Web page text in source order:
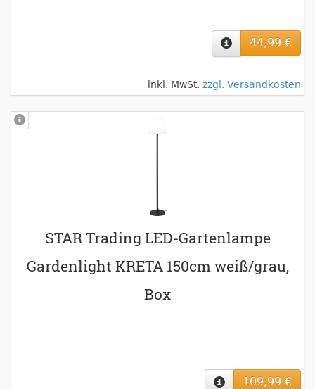
44,99 €
inkl. MwSt. zzgl. Versandkosten
STAR Trading LED-Gartenlampe
Gardenlight KRETA 150cm weiß/grau,
Box
109,99 €